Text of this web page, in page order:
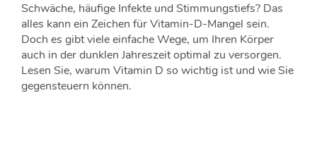
Schwäche, häufige Infekte und Stimmungstiefs? Das
alles kann ein Zeichen für Vitamin-D-Mangel sein.
Doch es gibt viele einfache Wege, um Ihren Körper
auch in der dunklen Jahreszeit optimal zu versorgen.
Lesen Sie, warum Vitamin D so wichtig ist und wie Sie
gegensteuern können.